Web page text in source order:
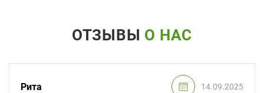
ОТЗЫВЫ О НАС
Рита 14.09.2025